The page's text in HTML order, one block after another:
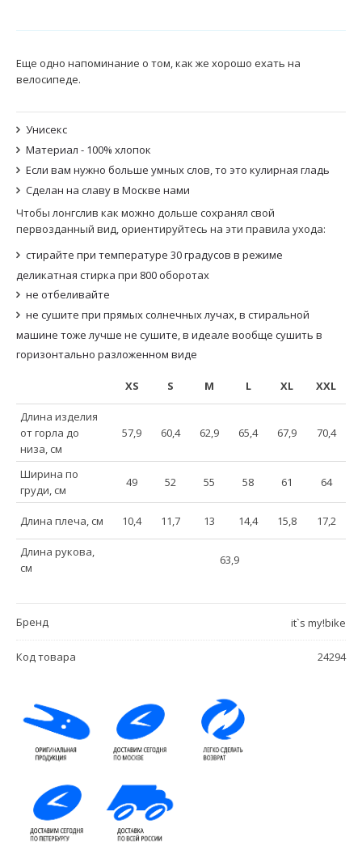
Еще одно напоминание о том, как же хорошо ехать на
велосипеде.
Унисекс
Материал - 100% хлопок
Если вам нужно больше умных слов, то это кулирная гладь
Сделан на славу в Москве нами
Чтобы лонгслив как можно дольше сохранял свой
первозданный вид, ориентируйтесь на эти правила ухода:
стирайте при температуре 30 градусов в режиме
деликатная стирка при 800 оборотах
не отбеливайте
не сушите при прямых солнечных лучах, в стиральной
машине тоже лучше не сушите, в идеале вообще сушить в
горизонтально разложенном виде
XS S M L XL XXL
Длина изделия
от горла до
низа, см
57,9 60,4 62,9 65,4 67,9 70,4
Ширина по
груди, см
49 52 55 58 61 64
Длина плеча, см 10,4 11,7 13 14,4 15,8 17,2
Длина рукова,
см
63,9
Бренд it`s my!bike
Код товара 24294